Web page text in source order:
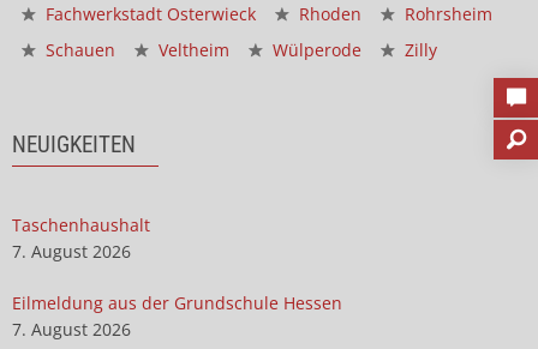
Fachwerkstadt Osterwieck
Rhoden
Rohrsheim
Schauen
Veltheim Wülperode Zilly
NEUIGKEITEN
Taschenhaushalt
7. August 2026
Eilmeldung aus der Grundschule Hessen
7. August 2026